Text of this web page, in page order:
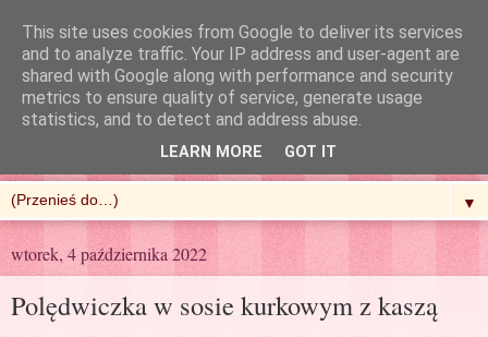
R'n'G Kitchen
▼
wtorek, 4 października 2022
Polędwiczka w sosie kurkowym z kaszą
This site uses cookies from Google to deliver its services
and to analyze traffic. Your IP address and user-agent are
shared with Google along with performance and security
metrics to ensure quality of service, generate usage
statistics, and to detect and address abuse.
LEARN MORE GOT IT